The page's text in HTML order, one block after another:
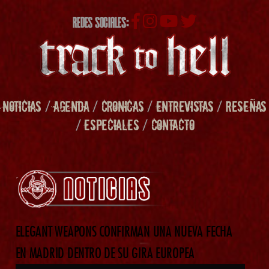
REDES SOCIALES:
NOTICIAS /AGENDA/ CRONICAS/ENTREVISTAS/RESEÑAS
/ESPECIALES/ CONTACTO
ELEGANT WEAPONS CONFIRMAN UNA NUEVA FECHA
EN MADRID DENTRO DE SU GIRA EUROPEA